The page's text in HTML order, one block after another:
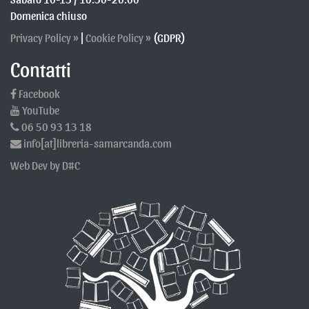
tempo possibile, in ogni caso entro un mese.
- Ulteriori informazioni sul trattamento
Difesa in giudizio
I Dati Personali dell’Utente possono essere utilizzati da
parte del Titolare in giudizio o nelle fasi preparatorie alla
nell'utilizzo di questa Applicazione o dei Servizi connessi da
parte dell’Utente.
L’Utente dichiara di essere consapevole che il Titolare
autorità pubbliche.
Su richiesta dell’Utente, in aggiunta alle informazioni
contenute in questa privacy policy, questa Applicazione
potrebbe fornire all'Utente delle informative aggiuntive e
contestuali riguardanti Servizi specifici, o la raccolta ed il
trattamento di Dati Personali.
Log di sistema e manutenzione
Per necessità legate al funzionamento ed alla
Domenica chiuso
Privacy Policy » Cookie Policy » (GDPR)
Contatti
Facebook
YouTube
06 50 93 13 18
info[at]libreria-samarcanda.com
Web Dev by D#C